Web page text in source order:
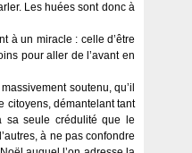
Les huées sont donc à
à un miracle : celle d’être
pour aller de l’avant en
soutenu, qu’il
citoyens, démantelant tant
sa seule crédulité que le
à ne pas confondre